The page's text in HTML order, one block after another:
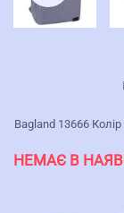
Bagland 13666
НЕМАЄ В